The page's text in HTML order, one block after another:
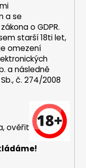
a se
oGDPR.
starší 18ti let,
omezení
a následně
č. 274/2008
ověřit